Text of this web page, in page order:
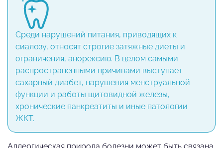
Среди нарушений питания, приводящих к
сиалозу, относят строгие затяжные диеты и
ограничения, анорексию. В целом самыми
распространенными причинами выступает
сахарный диабет, нарушения менструальной
функции и работы щитовидной железы,
хронические панкреатиты и иные патологии
ЖКТ.